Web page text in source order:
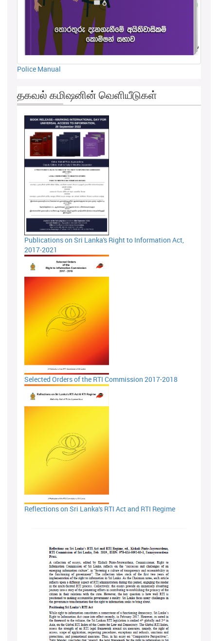
Police Manual
தகவல் கமிஷனின் வெளியீடுகள்
Publications on Sri Lanka's Right to Information Act,
2017-2021
Selected Orders of the RTI Commission 2017-2018
Reflections on Sri Lanka's RTI Act and RTI Regime